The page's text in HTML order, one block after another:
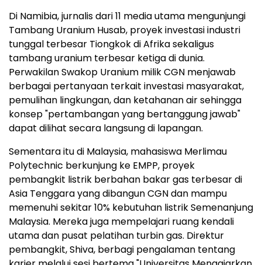
Di Namibia, jurnalis dari 11 media utama mengunjungi
Tambang Uranium Husab, proyek investasi industri
tunggal terbesar Tiongkok di Afrika sekaligus
tambang uranium terbesar ketiga di dunia.
Perwakilan Swakop Uranium milik CGN menjawab
berbagai pertanyaan terkait investasi masyarakat,
pemulihan lingkungan, dan ketahanan air sehingga
konsep "pertambangan yang bertanggung jawab"
dapat dilihat secara langsung di lapangan.
Sementara itu di Malaysia, mahasiswa Merlimau
Polytechnic berkunjung ke EMPP, proyek
pembangkit listrik berbahan bakar gas terbesar di
Asia Tenggara yang dibangun CGN dan mampu
memenuhi sekitar 10% kebutuhan listrik Semenanjung
Malaysia. Mereka juga mempelajari ruang kendali
utama dan pusat pelatihan turbin gas. Direktur
pembangkit, Shiva, berbagi pengalaman tentang